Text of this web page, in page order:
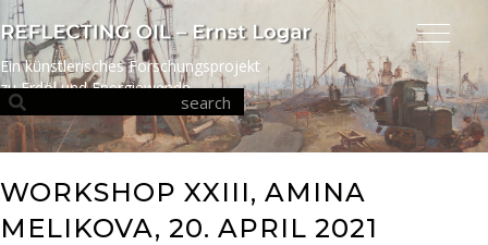
Ein künstlerisches Forschungsprojekt
zu Erdöl und Energiewende
WORKSHOP XXIII, AMINA
MELIKOVA, 20. APRIL 2021